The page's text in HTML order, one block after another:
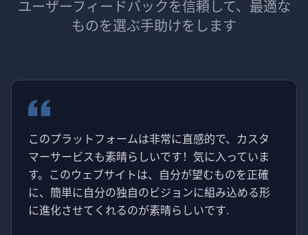
ユーザーフィードバックを信頼して、最適な
ものを選ぶ手助けをします
このプラットフォームは非常に直感的で、カスタ
マーサービスも素晴らしいです！気に入っていま
す。このウェブサイトは、自分が望むものを正確
に、簡単に自分の独自のビジョンに組み込める形
に進化させてくれるのが素晴らしいです.